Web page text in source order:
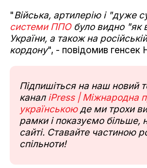
"Війська, артилерію і "дуже
системи ППОбуло видно "як
України, а також на
кордону", - повідомив генсек
Підпишіться на наш новий
канал iPress | Міжнародна
українськоюде ми трохи
рамки і показуємо більше,
сайті. Ставайте частиною
спільноти!